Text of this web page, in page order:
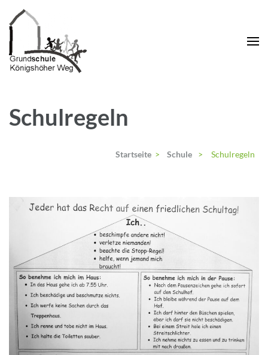
Inhalt
springen
(Enter
drücken)
Schulregeln
Startseite > Schule > Schulregeln